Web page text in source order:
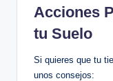
Acciones
tu Suelo
Si quieres que tu
unos consejos: